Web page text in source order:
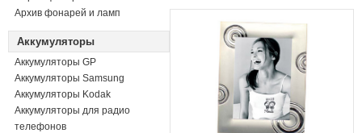
Архив фонарей и ламп
Аккумуляторы
Аккумуляторы GP
Аккумуляторы Samsung
Аккумуляторы Kodak
Аккумуляторы для радио
телефонов